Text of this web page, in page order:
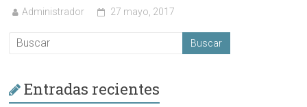
Administrador 27 mayo, 2017
Entradas recientes